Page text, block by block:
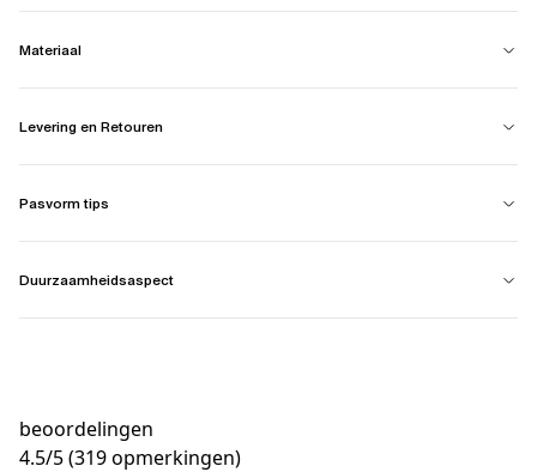
Materiaal
Levering en Retouren
Pasvorm tips
Duurzaamheidsaspect
beoordelingen
4.5/5(319 opmerkingen)